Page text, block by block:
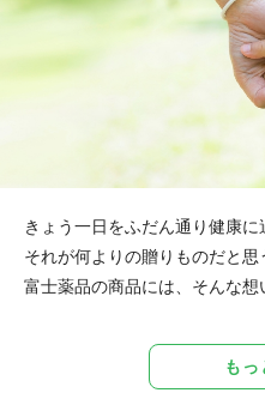
きょう一日をふだん通り健康に
それが何よりの贈りものだと思
富士薬品の商品には、そんな想
もっ